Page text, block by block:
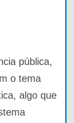
pública,
o tema
algo que